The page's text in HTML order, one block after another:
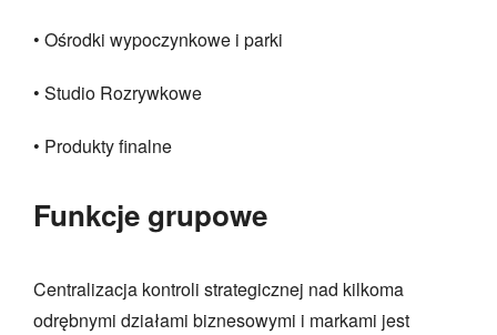
• Ośrodki wypoczynkowe i parki
• Studio Rozrywkowe
• Produkty finalne
Funkcje grupowe
Centralizacja kontroli strategicznej nad kilkoma
odrębnymi działami biznesowymi i markami jest